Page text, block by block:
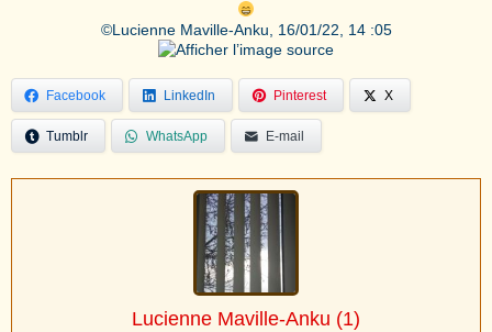
©️Lucienne Maville-Anku, 16/01/22, 14 :05
Facebook LinkedIn Pinterest X
Tumblr WhatsApp E-mail
Lucienne Maville-Anku (1)